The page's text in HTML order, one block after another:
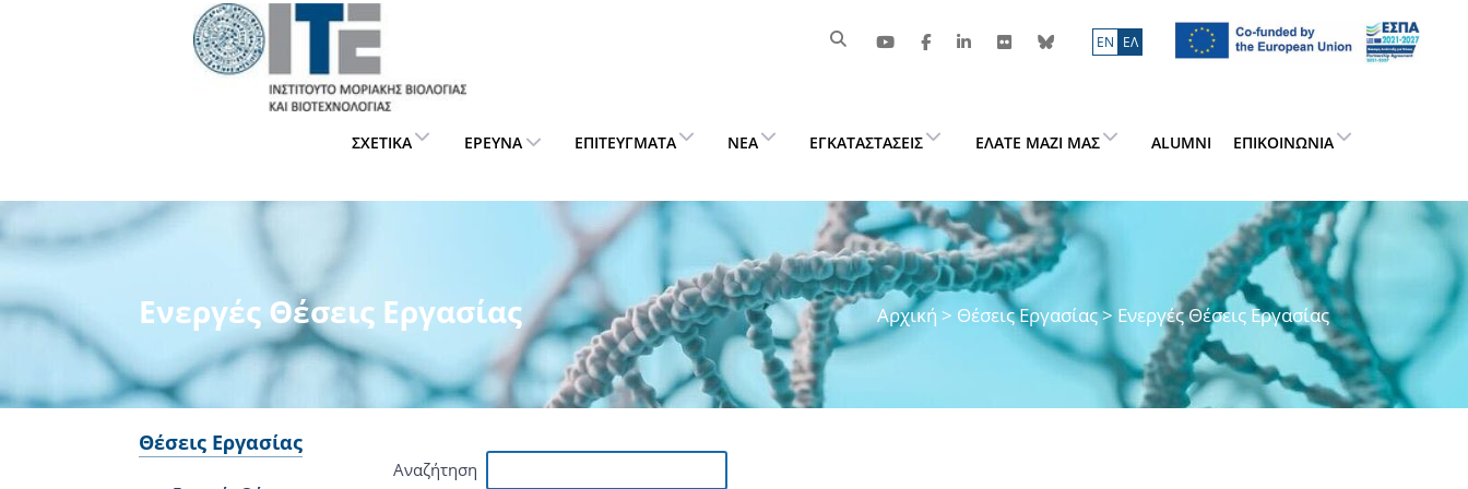
ΕN ΕΛ
ΣΧΕΤΙΚΆ ΈΡΕΥΝΑ ΕΠΙΤΕΎΓΜΑΤΑ ΝΈΑ ΕΓΚΑΤΑΣΤΆΣΕΙΣ ΕΛΆΤΕ ΜΑΖΊ ΜΑΣ ALUMNI ΕΠΙΚΟΙΝΩΝΊΑ
Ενεργές Θέσεις Εργασίας Αρχική > Θέσεις Εργασίας> Ενεργές Θέσεις Εργασίας
Θέσεις Εργασίας
Αναζήτηση